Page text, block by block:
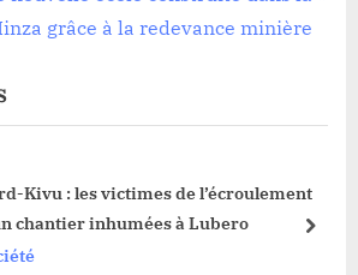
grâce à la redevance minière
Kivu : les victimes de l’écroulement
chantier inhumées à Lubero
next